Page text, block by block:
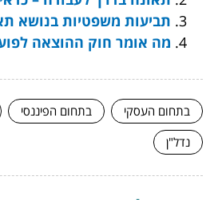
תביעות משפטיות בנושא
מה אומר חוק ההוצאה
בתחום העסקי בתחום הפיננסי
נדל"ן